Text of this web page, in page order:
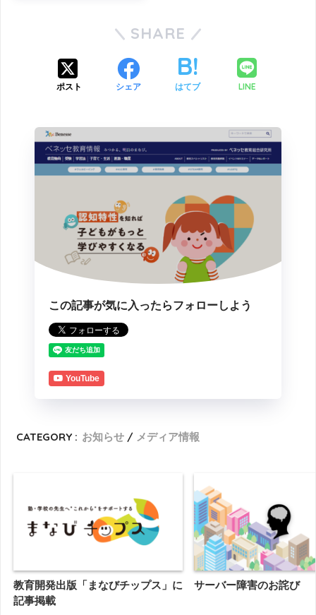
SHARE
ポスト シェア はてブ LINE
この記事が気に入ったらフォローしよう
YouTube
CATEGORY : お知らせ メディア情報
教育開発出版「まなびチップス」に
記事掲載
サーバー障害のお詫び